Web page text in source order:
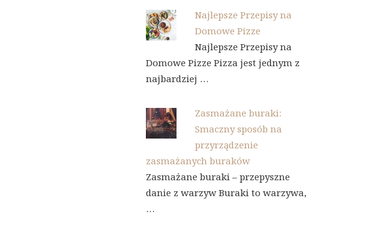
Najlepsze Przepisy na
Domowe Pizze
Najlepsze Przepisy na
Domowe Pizze Pizza jest jednym z
najbardziej …
Zasmażane buraki:
Smaczny sposób na
przyrządzenie
zasmażanych buraków
Zasmażane buraki – przepyszne
danie z warzyw Buraki to warzywa,
…